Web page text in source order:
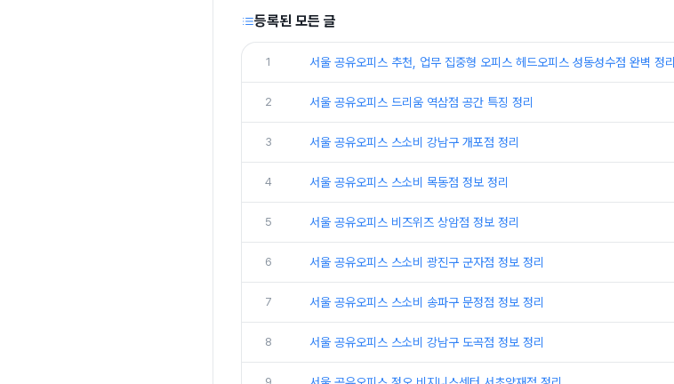
등록된 모든 글
1 서울 공유오피스 추천, 업무 집중형 오피스 헤드오피스 성동성수점 완벽 정리
2 서울 공유오피스 드리움 역삼점 공간 특징 정리
3 서울 공유오피스 스소비 강남구 개포점 정리
4 서울 공유오피스 스소비 목동점 정보 정리
5 서울 공유오피스 비즈위즈 상암점 정보 정리
6 서울 공유오피스 스소비 광진구 군자점 정보 정리
7 서울 공유오피스 스소비 송파구 문정점 정보 정리
8 서울 공유오피스 스소비 강남구 도곡점 정보 정리